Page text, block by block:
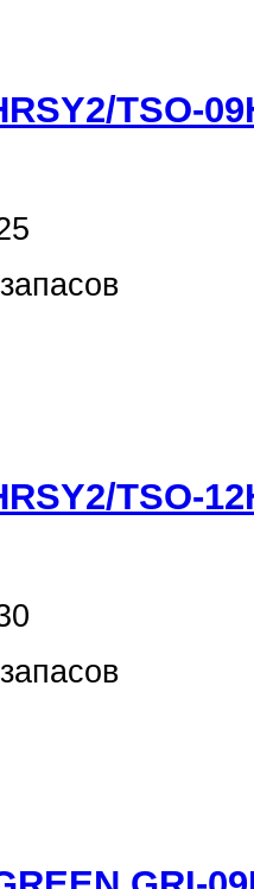
TSO-
TSO-